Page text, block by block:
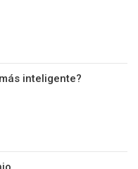
inteligente?